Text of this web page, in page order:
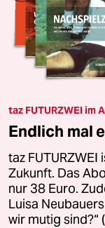
taz FUTURZWEI im
Endlich mal
taz
Zukunft. Das
nur 38 Euro.
Luisa
wir mutig sind?“